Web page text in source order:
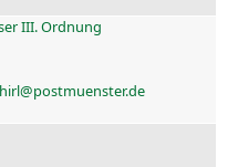
III. Ordnung